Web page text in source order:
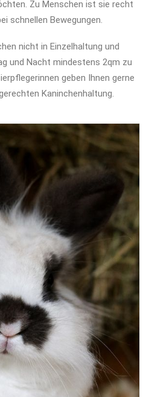
Zu Menschen ist sie recht
schnellen Bewegungen.
nicht in Einzelhaltung und
und Nacht mindestens 2qm zu
geben Ihnen gerne
Kaninchenhaltung.